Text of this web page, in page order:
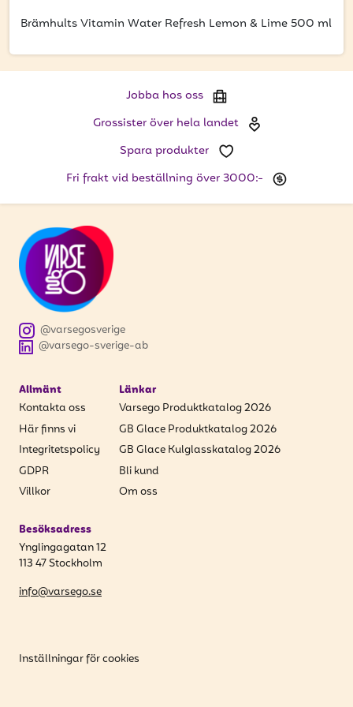
Ange din e-postadress nedan för att ta del av våra
PRENUMERERA
Brämhults Vitamin Water Refresh Lemon & Lime 500 ml
Jobba hos oss
Grossister över hela landet
Spara produkter
Fri frakt vid beställning över 3000:-
@varsego-sverige-ab
@varsegosverige
Allmänt
Kontakta oss
Här finns vi
Integritetspolicy
GDPR
Villkor
Länkar
Varsego Produktkatalog 2026
GB Glace Produktkatalog 2026
GB Glace Kulglasskatalog 2026
Bli kund
Om oss
Besöksadress
Ynglingagatan 12
113 47 Stockholm
info@varsego.se
Inställningar för cookies